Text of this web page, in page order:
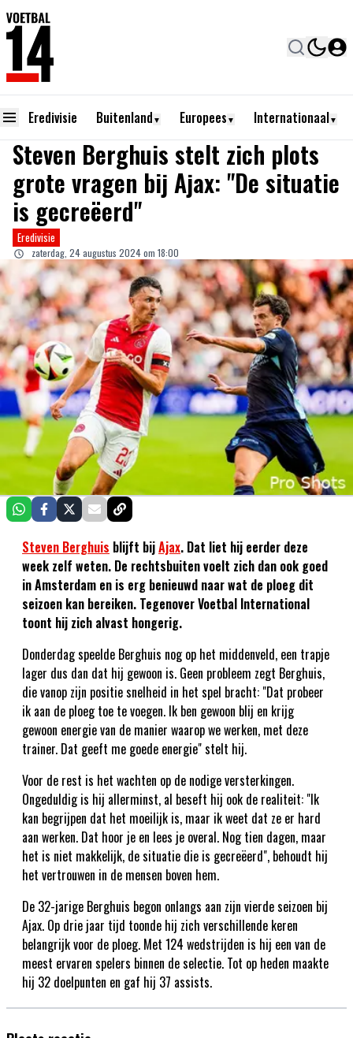
Eredivisie Buitenland ▼ Europees ▼ Internationaal▼
Steven Berghuis stelt zich plots
grote vragen bij Ajax: "De situatie
is gecreëerd"
Eredivisie
zaterdag, 24 augustus 2024 om 18:00
Steven Berghuis blijft bijAjax. Dat liet hij eerder deze
week zelf weten. De rechtsbuiten voelt zich dan ook goed
in Amsterdam en is erg benieuwd naar wat de ploeg dit
seizoen kan bereiken. Tegenover Voetbal International
toont hij zich alvast hongerig.
Donderdag speelde Berghuis nog op het middenveld, een trapje
lager dus dan dat hij gewoon is. Geen probleem zegt Berghuis,
die vanop zijn positie snelheid in het spel bracht: "Dat probeer
ik aan de ploeg toe te voegen. Ik ben gewoon blij en krijg
gewoon energie van de manier waarop we werken, met deze
trainer. Dat geeft me goede energie" stelt hij.
Voor de rest is het wachten op de nodige versterkingen.
Ongeduldig is hij allerminst, al beseft hij ook de realiteit: "Ik
kan begrijpen dat het moeilijk is, maar ik weet dat ze er hard
aan werken. Dat hoor je en lees je overal. Nog tien dagen, maar
het is niet makkelijk, de situatie die is gecreëerd", behoudt hij
het vertrouwen in de mensen boven hem.
De 32-jarige Berghuis begon onlangs aan zijn vierde seizoen bij
Ajax. Op drie jaar tijd toonde hij zich verschillende keren
belangrijk voor de ploeg. Met 124 wedstrijden is hij een van de
meest ervaren spelers binnen de selectie. Tot op heden maakte
hij 32 doelpunten en gaf hij 37 assists.